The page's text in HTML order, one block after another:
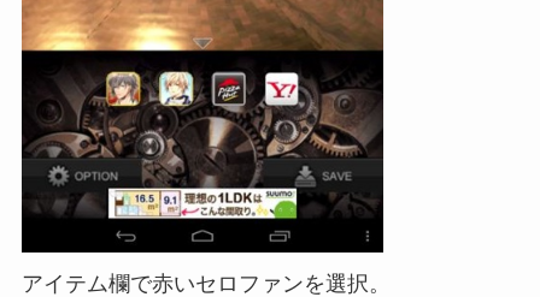
アイテム欄で赤いセロファンを選択。